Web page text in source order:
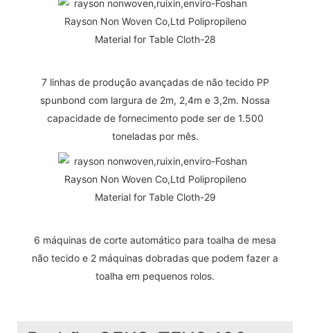
7 linhas de produção avançadas de não tecido PP
spunbond com largura de 2m, 2,4m e 3,2m. Nossa
capacidade de fornecimento pode ser de 1.500
toneladas por mês.
6 máquinas de corte automático para toalha de mesa
não tecido e 2 máquinas dobradas que podem fazer a
toalha em pequenos rolos.